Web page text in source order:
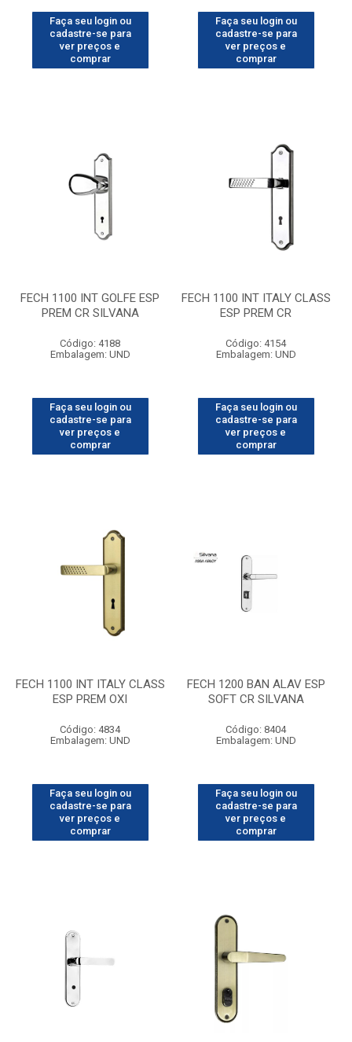
Faça seu login ou
cadastre-se para
ver preços e
comprar
Faça seu login ou
cadastre-se para
ver preços e
comprar
FECH 1100 INT GOLFE ESP
PREM CR SILVANA
Código: 4188
Embalagem: UND
Faça seu login ou
cadastre-se para
ver preços e
comprar
FECH 1100 INT ITALY CLASS
ESP PREM CR
Código: 4154
Embalagem: UND
Faça seu login ou
cadastre-se para
ver preços e
comprar
FECH 1100 INT ITALY CLASS
ESP PREM OXI
Código: 4834
Embalagem: UND
Faça seu login ou
cadastre-se para
ver preços e
comprar
FECH 1200 BAN ALAV ESP
SOFT CR SILVANA
Código: 8404
Embalagem: UND
Faça seu login ou
cadastre-se para
ver preços e
comprar